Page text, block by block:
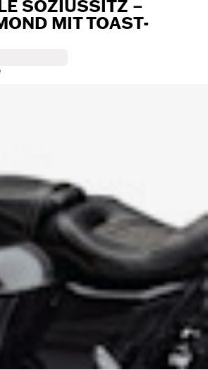
SOZIUSSITZ –
MIT TOAST-